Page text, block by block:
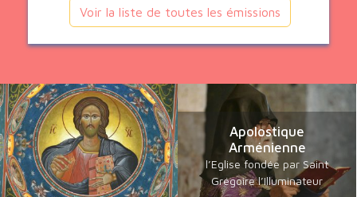
Voir la liste de toutes les émissions
Apolostique
Arménienne
l’Eglise fondée par Saint
Grégoire l’Illuminateur